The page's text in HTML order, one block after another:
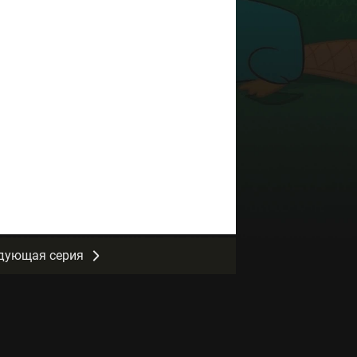
серия